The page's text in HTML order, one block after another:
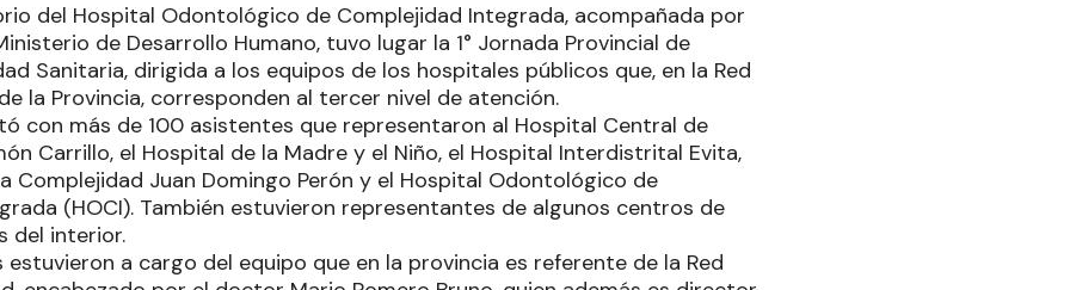
del Hospital Odontológico de Complejidad Integrada, acompañada por
de Desarrollo Humano, tuvo lugar la 1° Jornada Provincial de
Sanitaria, dirigida a los equipos de los hospitales públicos que, en la Red
la Provincia, corresponden al tercer nivel de atención.
con más de 100 asistentes que representaron al Hospital Central de
Carrillo, el Hospital de la Madre y el Niño, el Hospital Interdistrital Evita,
Complejidad Juan Domingo Perón y el Hospital Odontológico de
(HOCI). También estuvieron representantes de algunos centros de
del interior.
estuvieron a cargo del equipo que en la provincia es referente de la Red